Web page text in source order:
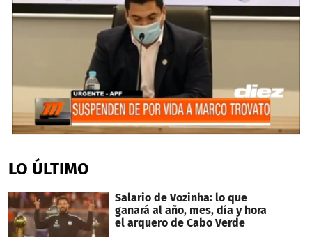
of
2
54
seconds
LO ÚLTIMO
Salario de Vozinha: lo que
ganará al año, mes, día y hora
el arquero de Cabo Verde